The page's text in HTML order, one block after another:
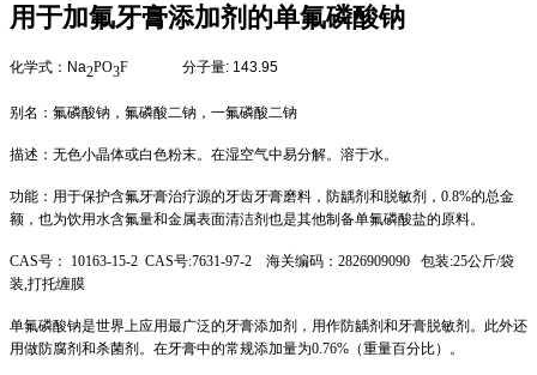
用于加氟牙膏添加剂的单氟磷酸钠
化学式 ： Na2PO3F 分子量: 143.95
别 名：氟磷酸钠，氟磷酸二钠，一氟磷酸二钠
描述：无色小晶体或白色粉末。在湿空气中易分解。溶于水。
功能：用于保护含氟牙膏治疗源的牙齿牙膏磨料，防龋剂和脱敏剂，0.8%的总金
额，也为饮用水含氟量和金属表面清洁剂也是其他制备单氟磷酸盐的原料。
CAS号： 10163-15-2 CAS号:7631-97-2 海关编码：2826909090 包装:25公斤/袋
装,打托缠膜
单氟磷酸钠是世界上应用最广泛的牙膏添加剂，用作防龋剂和牙膏脱敏剂。此外还
用做防腐剂和杀菌剂。在牙膏中的常规添加量为0.76%（重量百分比）。